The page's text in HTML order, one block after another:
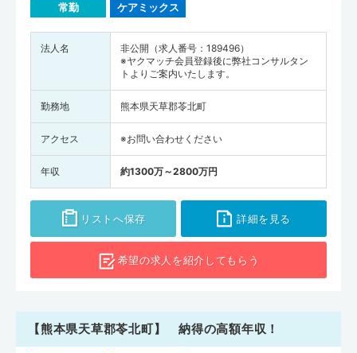
常勤 ケアミックス
法人名
非公開（求人番号：189496）
※ヤクマッチ会員登録後に弊社コンサルタン
トよりご案内いたします。
勤務地 熊本県天草郡苓北町
アクセス ※お問い合わせください
年収 約1300万～2800万円
リストへ保存 詳細を見る
希望の求人を紹介してもらう
【熊本県天草郡苓北町】 納得の高額年収！